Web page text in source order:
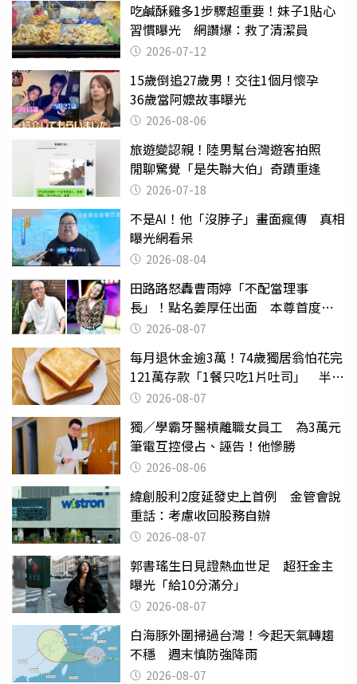
吃鹹酥雞多1步驟超重要！妹子1貼心
習慣曝光 網讚爆：救了清潔員
2026-07-12
15歲倒追27歲男！交往1個月懷孕
36歲當阿嬤故事曝光
2026-08-06
旅遊變認親！陸男幫台灣遊客拍照
閒聊驚覺「是失聯大伯」奇蹟重逢
2026-07-18
不是AI！他「沒脖子」畫面瘋傳 真相
曝光網看呆
2026-08-04
田路路怒轟曹雨婷「不配當理事
長」！點名姜厚任出面 本尊首度回
應了2026-08-07
每月退休金逾3萬！74歲獨居翁怕花完
121萬存款「1餐只吃1片吐司」 半年
後暴瘦嚇壞女兒
2026-08-07
獨／學霸牙醫槓離職女員工 為3萬元
筆電互控侵占、誣告！他慘勝
2026-08-06
緯創股利2度延發史上首例 金管會說
重話：考慮收回股務自辦
2026-08-07
郭書瑤生日見證熱血世足 超狂金主
曝光「給10分滿分」
2026-08-07
白海豚外圍掃過台灣！今起天氣轉趨
不穩 週末慎防強降雨
2026-08-07